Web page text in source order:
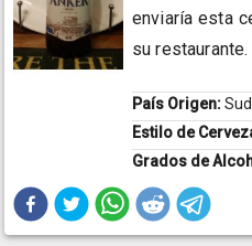
enviaría esta
su restaurante.
País Origen:
Estilo de
Grados de